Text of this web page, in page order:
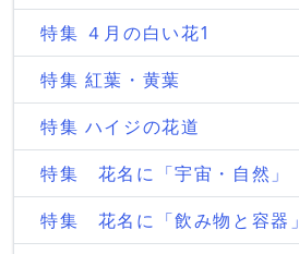
特集 ４月の白い花1
特集 紅葉・黄葉
特集 ハイジの花道
特集 花名に「宇宙・自然」
特集 花名に「飲み物と容器」